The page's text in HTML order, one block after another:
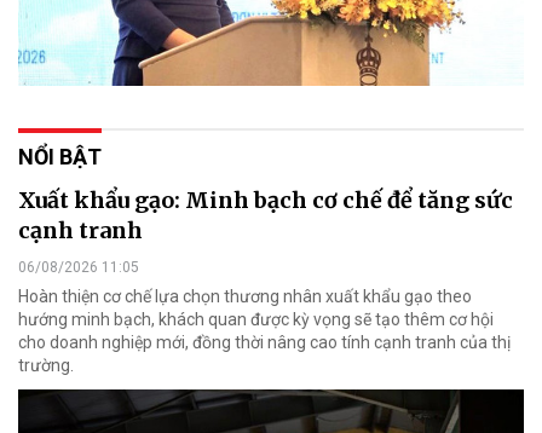
NỔI BẬT
Xuất khẩu gạo: Minh bạch cơ chế để tăng sức
cạnh tranh
06/08/2026 11:05
Hoàn thiện cơ chế lựa chọn thương nhân xuất khẩu gạo theo
hướng minh bạch, khách quan được kỳ vọng sẽ tạo thêm cơ hội
cho doanh nghiệp mới, đồng thời nâng cao tính cạnh tranh của thị
trường.